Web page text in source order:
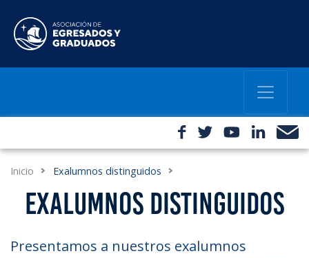
Inicio Exalumnos distinguidos
EXALUMNOS DISTINGUIDOS
Presentamos a nuestros exalumnos